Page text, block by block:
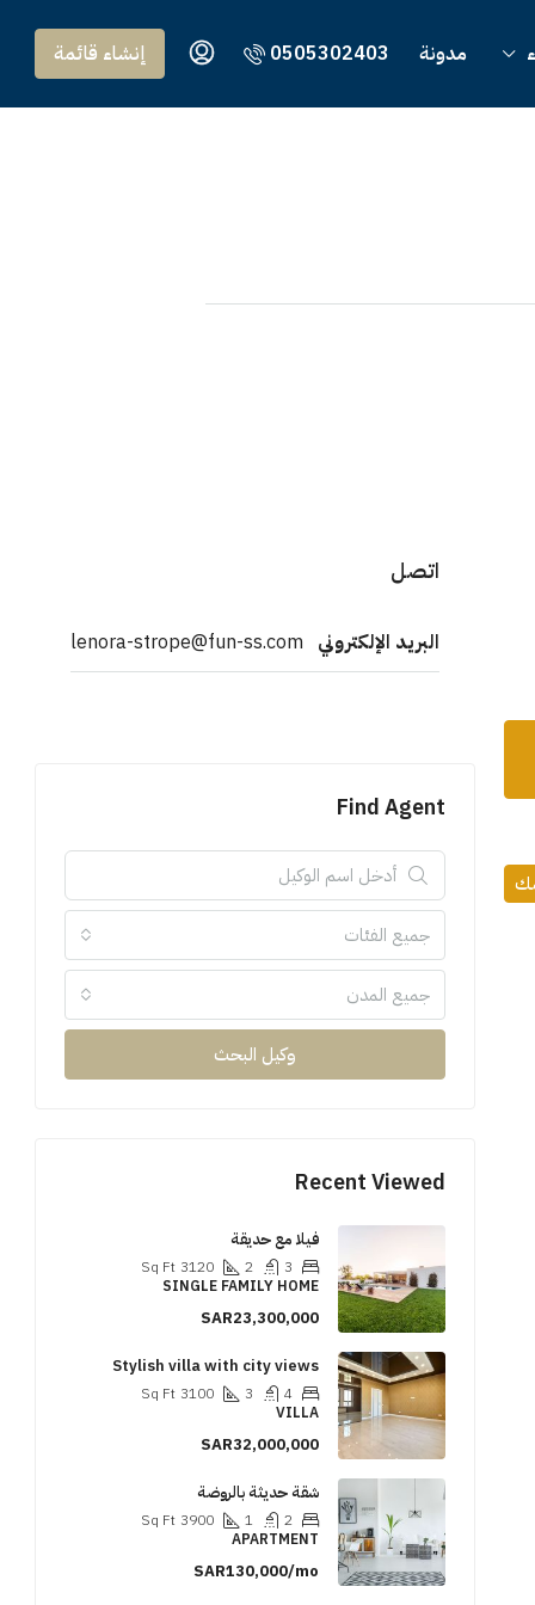
مدونة 0505302403 إنشاء قائمة
اتصل
البريد الإلكتروني lenora-strope@fun-ss.com
Find Agent
جميع الفئات
جميع المدن
وكيل البحث
Recent Viewed
فيلا مع حديقة
3
2
3120
Sq Ft
SINGLE FAMILY HOME
SAR23,300,000
Stylish villa with city views
4
3
3100
Sq Ft
VILLA
SAR32,000,000
شقة حديثة بالروضة
2
1
3900
Sq Ft
APARTMENT
SAR130,000/mo